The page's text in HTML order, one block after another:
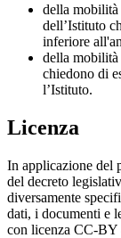
della mobilità
dell’Istituto
inferiore
della mobilità
chiedono di
l’Istituto.
Licenza
In applicazione del
del decreto
diversamente
dati, i documenti e
con licenza CC-BY